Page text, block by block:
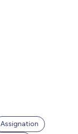
Assignation